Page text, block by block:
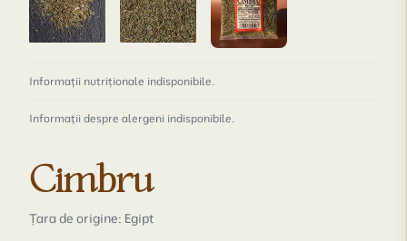
Informații nutriționale indisponibile.
Informații despre alergeni indisponibile.
Cimbru
Țara de origine: Egipt